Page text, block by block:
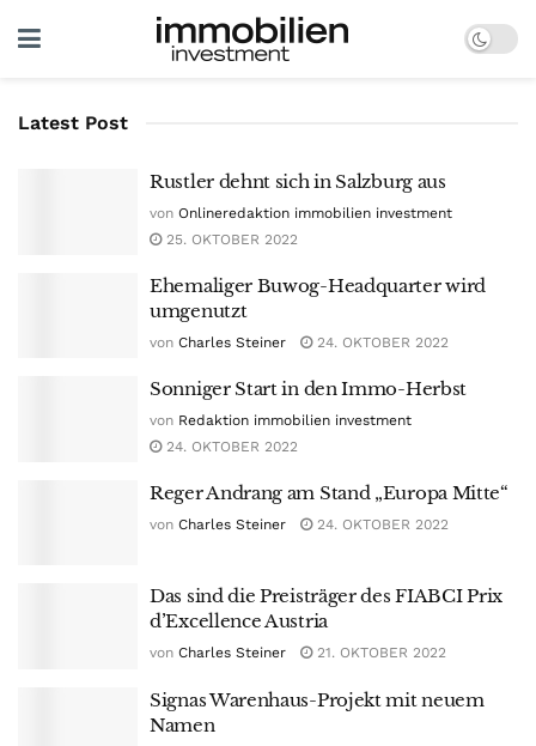
Latest Post
Rustler dehnt sich in Salzburg aus
von Onlineredaktion immobilien investment
25. OKTOBER 2022
Ehemaliger Buwog-Headquarter wird
umgenutzt
von Charles Steiner 24. OKTOBER 2022
Sonniger Start in den Immo-Herbst
von Redaktion immobilien investment
24. OKTOBER 2022
Reger Andrang am Stand „Europa Mitte“
von Charles Steiner 24. OKTOBER 2022
Das sind die Preisträger des FIABCI Prix
d’Excellence Austria
von Charles Steiner 21. OKTOBER 2022
Signas Warenhaus-Projekt mit neuem
Namen